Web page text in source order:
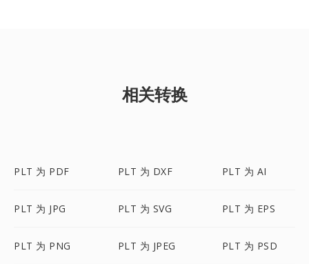
相关转换
PLT 为 PDF PLT 为 DXF PLT 为 AI
PLT 为 JPG PLT 为 SVG PLT 为 EPS
PLT 为 PNG PLT 为 JPEG PLT 为 PSD